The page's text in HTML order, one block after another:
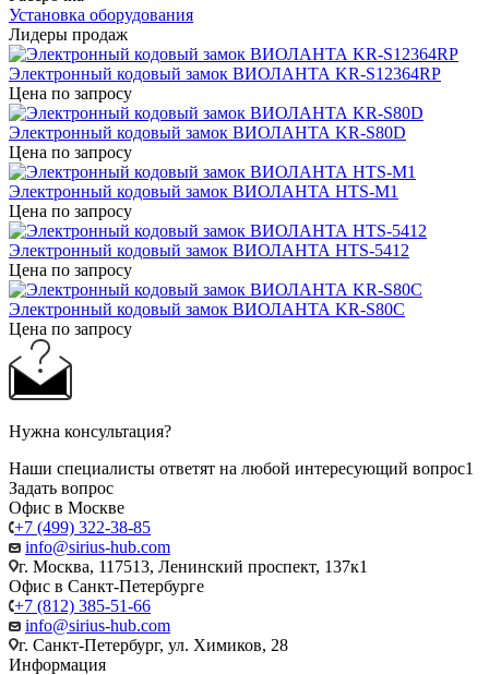
Установка оборудования
Лидеры продаж
Электронный кодовый замок ВИОЛАНТА KR-S12364RP
Цена по запросу
Электронный кодовый замок ВИОЛАНТА KR-S80D
Цена по запросу
Электронный кодовый замок ВИОЛАНТА HTS-M1
Цена по запросу
Электронный кодовый замок ВИОЛАНТА HTS-5412
Цена по запросу
Электронный кодовый замок ВИОЛАНТА KR-S80C
Цена по запросу
Нужна консультация?
Наши специалисты ответят на любой интересующий вопрос1
Задать вопрос
Офис в Москве
+7 (499) 322-38-85
info@sirius-hub.com
г. Москва, 117513, Ленинский проспект, 137к1
Офис в Санкт-Петербурге
+7 (812) 385-51-66
info@sirius-hub.com
г. Санкт-Петербург, ул. Химиков, 28
Информация